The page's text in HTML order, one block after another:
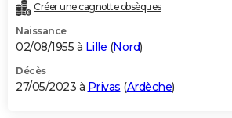
Créer une cagnotte obsèques
Naissance
02/08/1955 à Lille (Nord)
Décès
27/05/2023 à Privas (Ardèche)